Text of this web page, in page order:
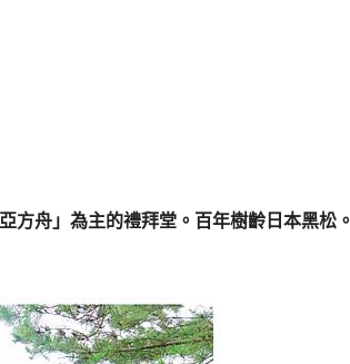
方舟」為主的禮拜堂。百年樹齡日本黑松。